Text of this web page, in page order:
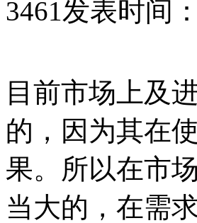
3461发表时间
目前市场上及
的，因为其在
果。所以在市
当大的，在需